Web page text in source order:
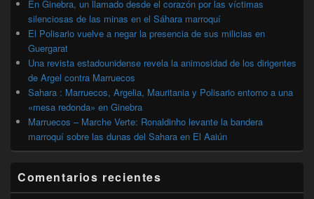
En Ginebra, un llamado desde el corazón por las víctimas
silenciosas de las minas en el Sáhara marroquí
El Polisario vuelve a negar la presencia de sus milicias en
Guergarat
Una revista estadounidense revela la animosidad de los dirigentes
de Argel contra Marruecos
Sahara : Marruecos, Argelia, Mauritania y Polisario entorno a una
«mesa redonda» en Ginebra
Marruecos – Marche Verte: Ronaldinho levante la bandera
marroquí sobre las dunas del Sahara en El Aaiún
Comentarios recientes